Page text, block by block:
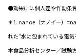
●効果には個人差や作動条
＊1. nanoe（ナノイー）
れた“水に包まれている電
本食品分析センター／試験